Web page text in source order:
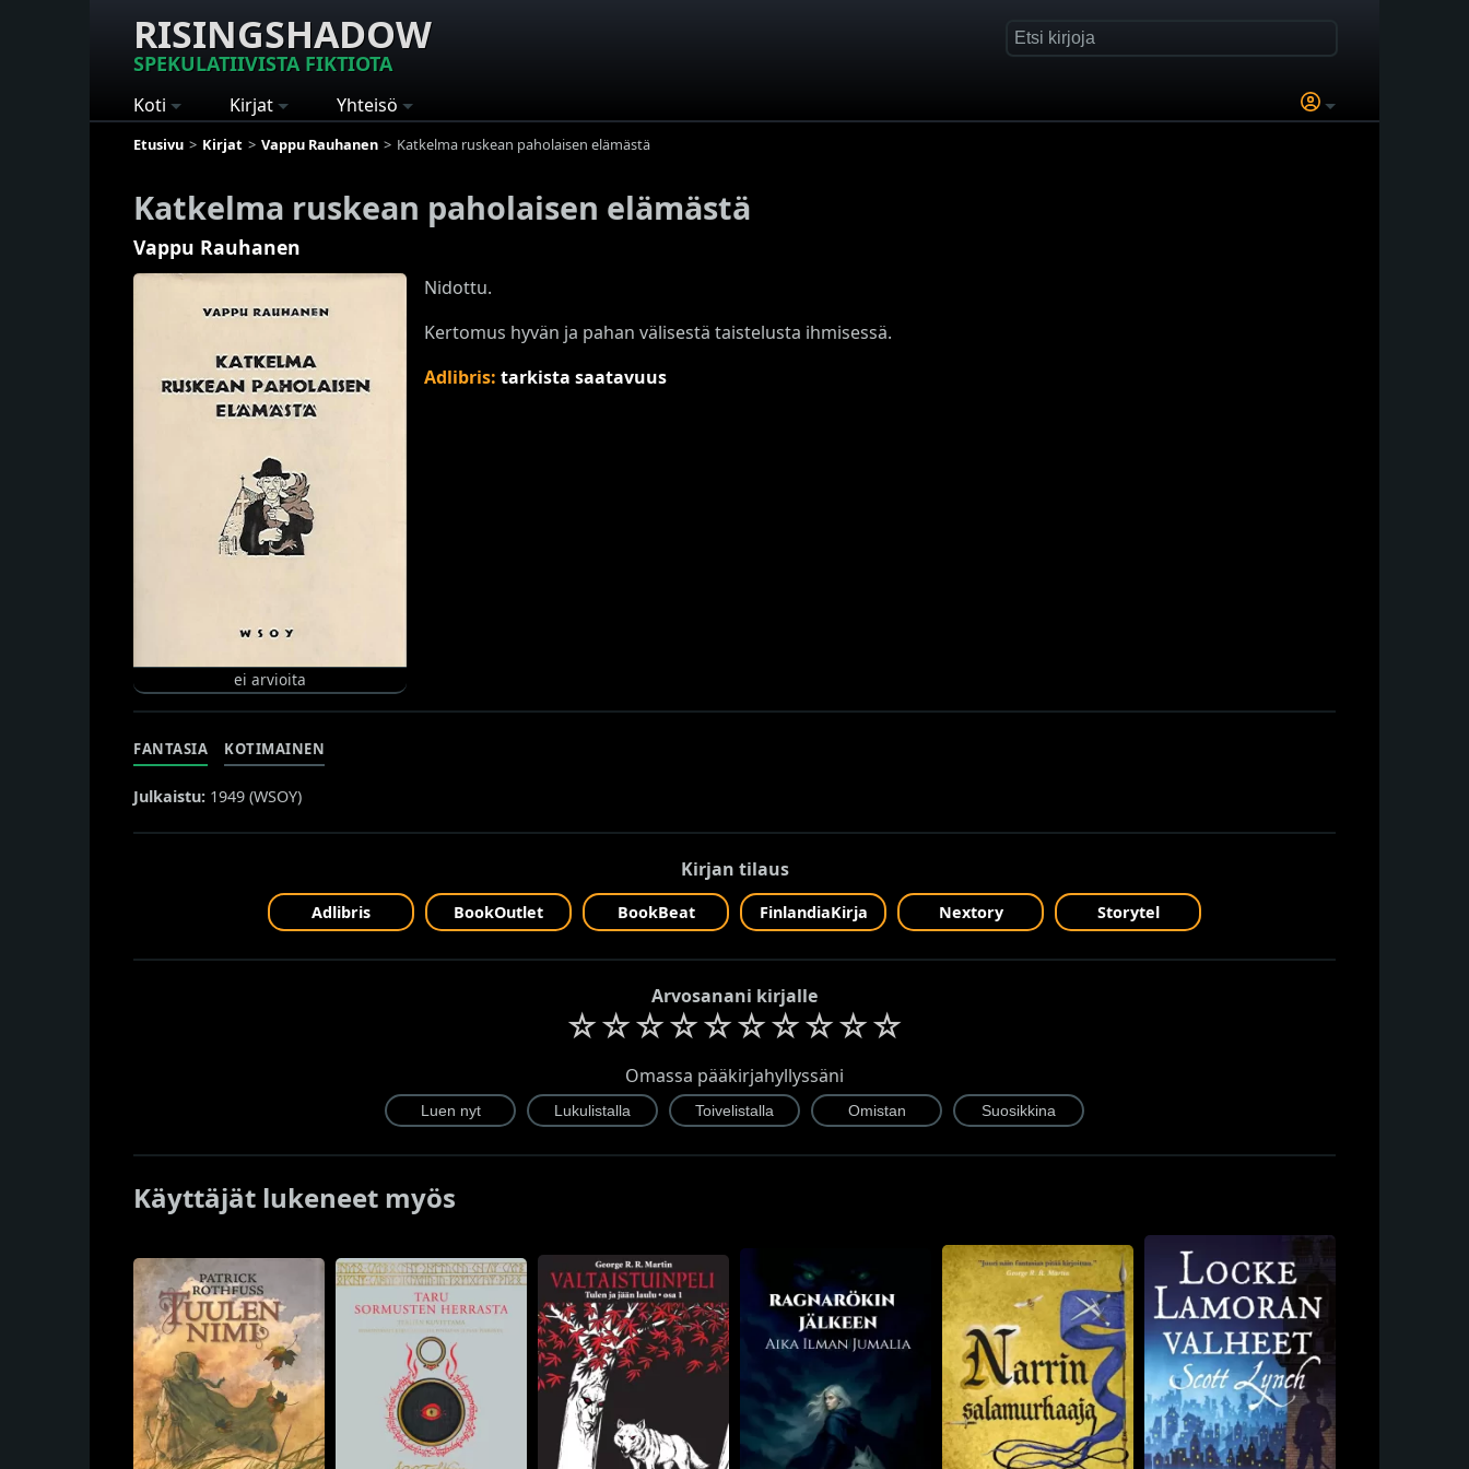
RISINGSHADOW
SPEKULATIIVISTA FIKTIOTA
Koti Kirjat Yhteisö
Etusivu Kirjat Vappu Rauhanen Katkelma ruskean paholaisen elämästä
Katkelma ruskean paholaisen elämästä
Vappu Rauhanen
ei arvioita
Nidottu.
Kertomus hyvän ja pahan välisestä taistelusta ihmisessä.
Adlibris: tarkista saatavuus
FANTASIA KOTIMAINEN
Julkaistu: 1949 (WSOY)
Kirjan tilaus
Adlibris BookOutlet BookBeat FinlandiaKirja Nextory Storytel
Arvosanani kirjalle
☆☆☆☆☆☆☆☆☆☆
Omassa pääkirjahyllyssäni
Käyttäjät lukeneet myös